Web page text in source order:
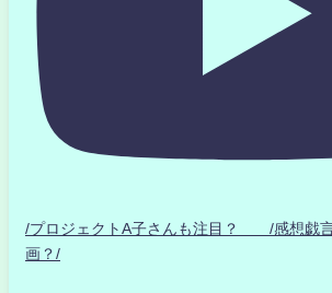
/プロジェクトA子さんも注目？ /感想戯言
画？/